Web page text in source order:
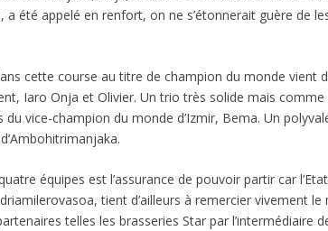
a été appelé en renfort, on ne s’étonnerait guère de
cette course au titre de champion du monde vient
Iaro Onja et Olivier. Un trio très solide mais
vice-champion du monde d’Izmir, Bema. Un
équipes est l’assurance de pouvoir partir car
tient d’ailleurs à remercier vivement
telles les brasseries Star par l’intermédiaire